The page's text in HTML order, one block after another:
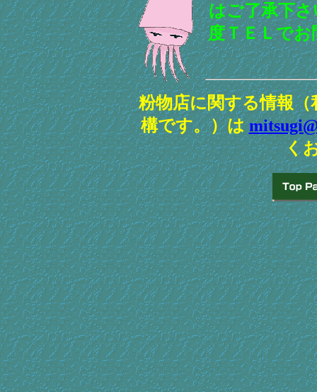
はご了承下
度ＴＥＬで
粉物店に関する情報
構です。）は
く